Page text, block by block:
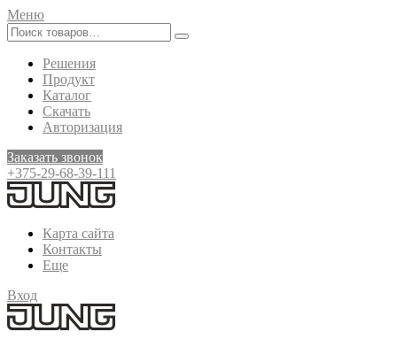
Меню
Решения
Продукт
Каталог
Скачать
Авторизация
Заказать звонок
+375-29-68-39-111
Карта сайта
Контакты
Еще
Вход